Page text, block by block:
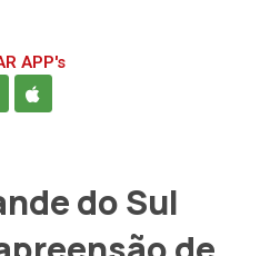
APP's
do Sul